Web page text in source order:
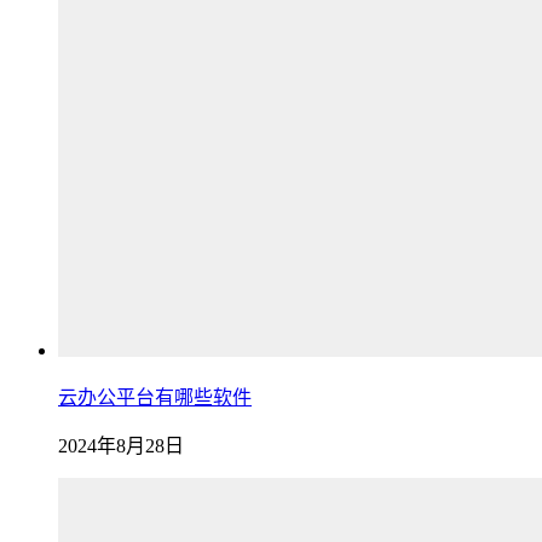
云办公平台有哪些软件
2024年8月28日